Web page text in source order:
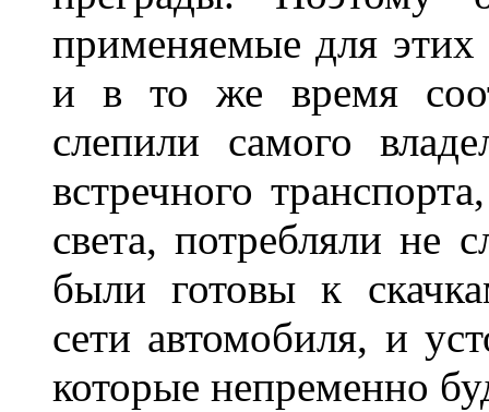
применяемые для
и в то же время
слепили самого
встречного
света, потребляли не
были готовы к
сети автомобиля, и
которые непременно